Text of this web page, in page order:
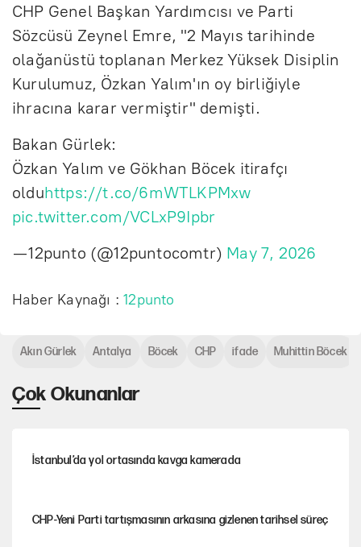
CHP Genel Başkan Yardımcısı ve Parti
Sözcüsü Zeynel Emre, "2 Mayıs tarihinde
olağanüstü toplanan Merkez Yüksek Disiplin
Kurulumuz, Özkan Yalım'ın oy birliğiyle
ihracına karar vermiştir" demişti.
Bakan Gürlek:
Özkan Yalım ve Gökhan Böcek itirafçı
olduhttps://t.co/6mWTLKPMxw
pic.twitter.com/VCLxP9Ipbr
— 12punto (@12puntocomtr) May 7, 2026
Haber Kaynağı :12punto
Çok Okunanlar
İstanbul’da yol ortasında kavga kamerada
CHP-Yeni Parti tartışmasının arkasına gizlenen tarihsel süreç
Akın Gürlek Antalya Böcek CHP ifade Muhittin Böcek